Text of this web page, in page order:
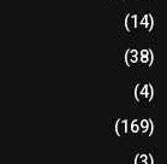
(14)
(38)
(4)
(169)